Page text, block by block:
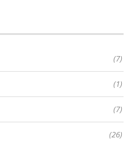
(7)
(1)
(7)
(26)